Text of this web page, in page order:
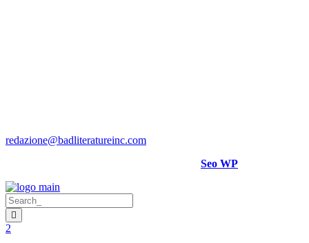
redazione@badliteratureinc.com
Seo WP